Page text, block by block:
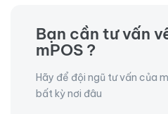
Bạn cần tư vấn
mPOS ?
Hãy để đội ngũ tư vấn của
bất kỳ nơi đâu